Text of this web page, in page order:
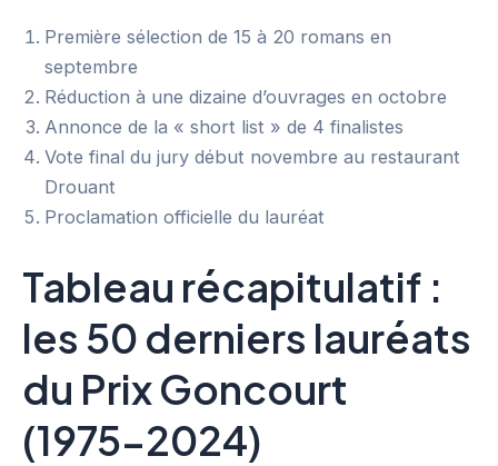
Première sélection de 15 à 20 romans en
septembre
Réduction à une dizaine d’ouvrages en octobre
Annonce de la « short list » de 4 finalistes
Vote final du jury début novembre au restaurant
Drouant
Proclamation officielle du lauréat
Tableau récapitulatif :
les 50 derniers lauréats
du Prix Goncourt
(1975-2024)